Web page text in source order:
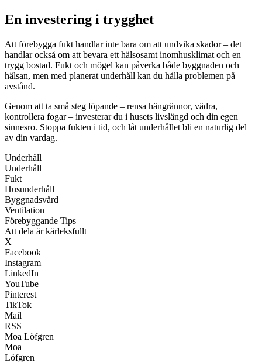
En investering i trygghet
Att förebygga fukt handlar inte bara om att undvika skador – det
handlar också om att bevara ett hälsosamt inomhusklimat och en
trygg bostad. Fukt och mögel kan påverka både byggnaden och
hälsan, men med planerat underhåll kan du hålla problemen på
avstånd.
Genom att ta små steg löpande – rensa hängrännor, vädra,
kontrollera fogar – investerar du i husets livslängd och din egen
sinnesro. Stoppa fukten i tid, och låt underhållet bli en naturlig del
av din vardag.
Underhåll
Underhåll
Fukt
Husunderhåll
Byggnadsvård
Ventilation
Förebyggande Tips
Att dela är kärleksfullt
X
Facebook
Instagram
LinkedIn
YouTube
Pinterest
TikTok
Mail
RSS
Moa Löfgren
Moa
Löfgren